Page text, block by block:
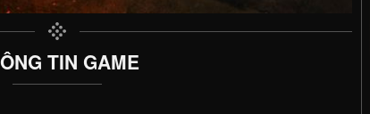
TIN GAME